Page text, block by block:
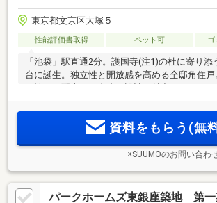
東京都文京区大塚５
性能評価書取得 ペット可 ゴ
「池袋」駅直通2分。護国寺(注1)の杜に寄り
台に誕生。独立性と開放感を高める全邸角住
資料をもらう(無
※SUUMOのお問い合わ
パークホームズ東銀座築地 第一